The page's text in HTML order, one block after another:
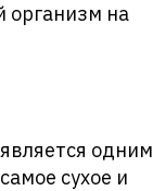
организм на
одним
сухое и